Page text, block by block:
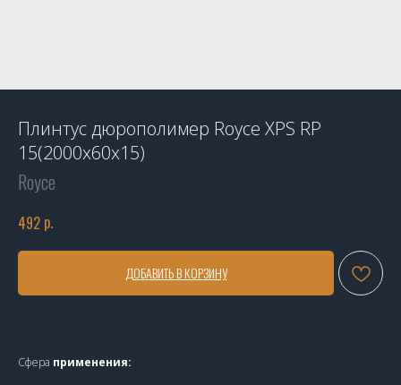
Плинтус дюрополимер Royce XPS RP
15(2000x60x15)
Royce
492 р.
ДОБАВИТЬ В КОРЗИНУ
Сфера применения: